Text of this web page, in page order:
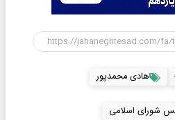
هادی محمدپور
شورای اسلامی